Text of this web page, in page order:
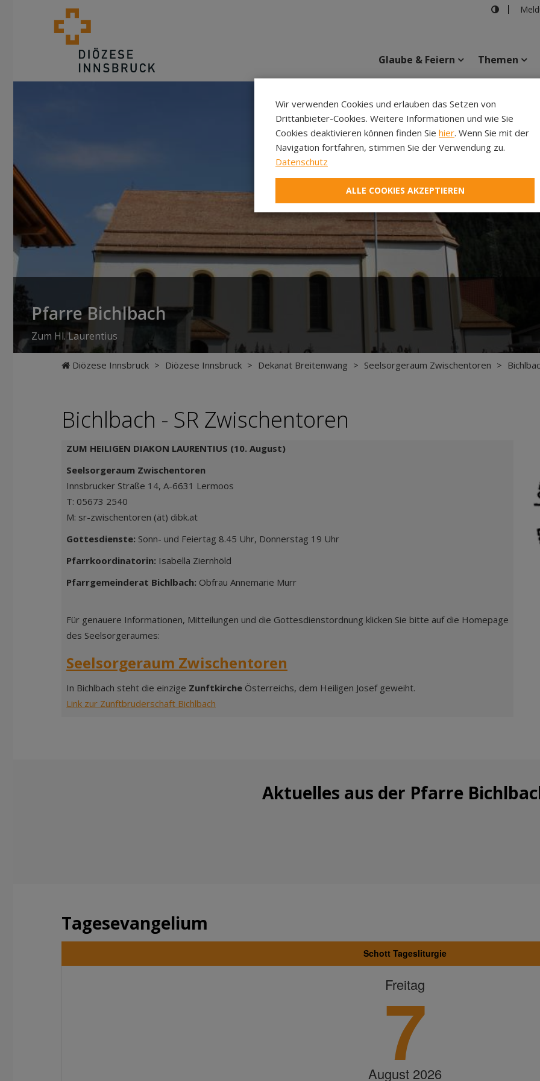
Glaube & Feiern Themen
Pfarre Bichlbach
Zum Hl. Laurentius
Diözese Innsbruck > Diözese Innsbruck > Dekanat Breitenwang > Seelsorgeraum Zwischentoren >
Bichlbach - SR Zwischentoren
ZUM HEILIGEN DIAKON LAURENTIUS (10. August)
Seelsorgeraum Zwischentoren
Innsbrucker Straße 14, A-6631 Lermoos
T: 05673 2540
M: sr-zwischentoren (ät) dibk.at
Gottesdienste: Sonn- und Feiertag 8.45 Uhr, Donnerstag 19 Uhr
Pfarrkoordinatorin: Isabella Ziernhöld
Pfarrgemeinderat Bichlbach: Obfrau Annemarie Murr
Für genauere Informationen, Mitteilungen und die Gottesdienstordnung klicken Sie bitte auf die Homepage
des Seelsorgeraumes:
Seelsorgeraum Zwischentoren
In Bichlbach steht die einzige Zunftkirche Österreichs, dem Heiligen Josef geweiht.
Link zur Zunftbruderschaft Bichlbach
Aktuelles aus der Pfarre
Tagesevangelium
Schott Tagesliturgie
Freitag
7
August 2026
Wir verwenden Cookies und erlauben das Setzen von
Drittanbieter-Cookies. Weitere Informationen und wie Sie
Cookies deaktivieren können finden Sie hier. Wenn Sie mit der
Navigation fortfahren, stimmen Sie der Verwendung zu.
Datenschutz
ALLE COOKIES AKZEPTIEREN